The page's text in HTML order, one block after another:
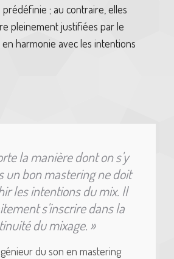
; au contraire, elles
pleinement justifiées par le
harmonie avec les intentions
la manière dont on s'y
un bon mastering ne doit
les intentions du mix. Il
s'inscrire dans la
du mixage. »
du son en mastering